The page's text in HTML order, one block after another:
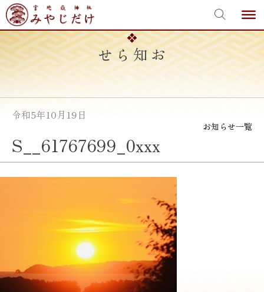
Skip
to
content
お知らせ
令和5年10月19日
お知らせ一覧
S__61767699_0xxx